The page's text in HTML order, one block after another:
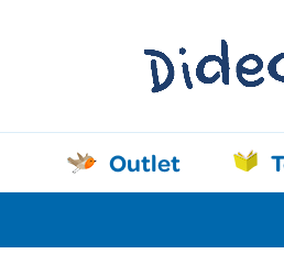
Outlet